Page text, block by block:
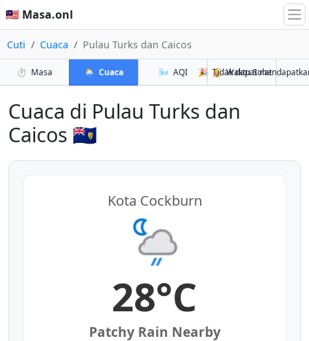
🇲🇾 Masa.onl
Cuti Cuaca Pulau Turks dan Caicos
⏱️ Masa 🌦️ Cuaca 🌬️ AQI 🕌 Waktu Solat
🎉 Tidak dapat
Cuaca di Pulau Turks dan
Caicos 🇹🇨
Kota Cockburn
28°C
Patchy Rain Nearby